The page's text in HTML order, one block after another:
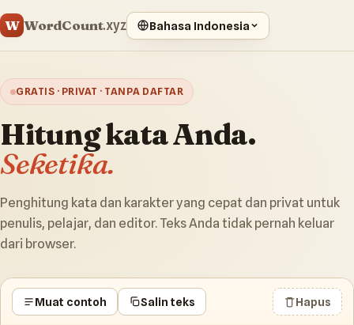
W WordCount.xyz Bahasa Indonesia
GRATIS · PRIVAT · TANPA DAFTAR
Hitung kata Anda.
Seketika.
Penghitung kata dan karakter yang cepat dan privat untuk
penulis, pelajar, dan editor. Teks Anda tidak pernah keluar
dari browser.
Muat contoh Salin teks Hapus